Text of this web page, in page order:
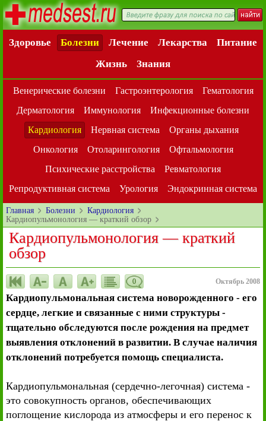
Здоровье Болезни Лечение Лекарства
Питание
Жизнь
Знания
Венерические болезни Гастроэнтерология
Гематология
Дерматология
Иммунология
Инфекционные болезни
Кардиология
Нервная система
Органы дыхания
Онкология
Отоларингология
Офтальмология
Психические расстройства
Ревматология
Репродуктивная система
Урология Эндокринная система
Главная Болезни
Кардиология
Кардиопульмонология — краткий обзор
Кардиопульмонология — краткий
обзор
0 Октябрь 2008
Кардиопульмональная система новорожденного - его
сердце, легкие и связанные с ними структуры -
тщательно обследуются после рождения на предмет
выявления отклонений в развитии. В случае наличия
отклонений потребуется помощь специалиста.
Кардиопульмональная (сердечно-легочная) система -
это совокупность органов, обеспечивающих
поглощение кислорода из атмосферы и его перенос к